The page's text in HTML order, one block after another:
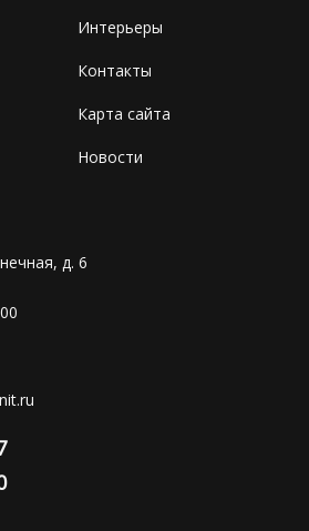
Интерьеры
Контакты
Карта сайта
Новости
д. 6